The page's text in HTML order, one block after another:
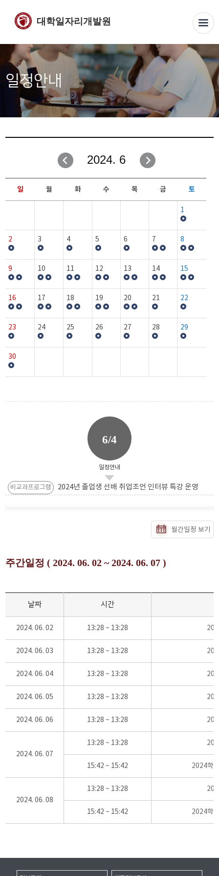
대학일자리개발원
일정안내
2024. 6
일 월 화 수 목 금 토
1
2 3 4 5 6 7 8
9 10 11 12 13 14 15
16 17 18 19 20 21 22
23 24 25 26 27 28 29
30
6/4
일정안내
비교과프로그램 2024년 졸업생 선배 취업조언 인터뷰 특강 운영
월간일정 보기
주간일정 ( 2024. 06. 02 ~ 2024. 06. 07 )
날짜 시간
2024. 06. 02 13:28 ~ 13:28
2024. 06. 03 13:28 ~ 13:28
2024. 06. 04 13:28 ~ 13:28
2024. 06. 05 13:28 ~ 13:28
2024. 06. 06 13:28 ~ 13:28
2024. 06. 07
13:28 ~ 13:28
15:42 ~ 15:42 2024학
2024. 06. 08
13:28 ~ 13:28
15:42 ~ 15:42 2024학